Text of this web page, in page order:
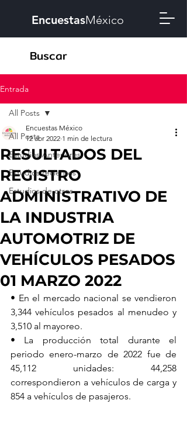
EncuestasMéxico
Entrada
All Posts
Estudios Anteriores
Estudios recientes
Estudios de otros
All Posts
RESULTADOS DEL
REGISTRO
ADMINISTRATIVO DE
LA INDUSTRIA
AUTOMOTRIZ DE
VEHÍCULOS PESADOS
01 MARZO 2022
Encuestas México
12 abr 2022 1 min de lectura
• En el mercado nacional se vendieron
3,344 vehículos pesados al menudeo y
3,510 al mayoreo.
• La producción total durante el
periodo enero-marzo de 2022 fue de
45,112 unidades: 44,258
correspondieron a vehículos de carga y
854 a vehículos de pasajeros.